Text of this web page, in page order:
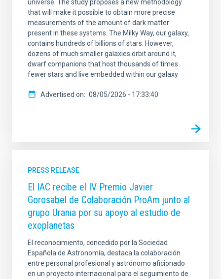
universe. The study proposes a new methodology
that will make it possible to obtain more precise
measurements of the amount of dark matter
present in these systems. The Milky Way, our galaxy,
contains hundreds of billions of stars. However,
dozens of much smaller galaxies orbit around it,
dwarf companions that host thousands of times
fewer stars and live embedded within our galaxy
Advertised on 08/05/2026 - 17:33:40
PRESS RELEASE
El IAC recibe el IV Premio Javier
Gorosabel de Colaboración ProAm junto al
grupo Urania por su apoyo al estudio de
exoplanetas
El reconocimiento, concedido por la Sociedad
Española de Astronomía, destaca la colaboración
entre personal profesional y astrónomo aficionado
en un proyecto internacional para el seguimiento de